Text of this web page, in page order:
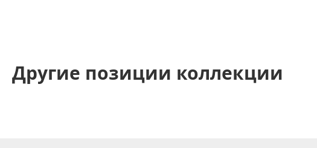
Другие позиции коллекции